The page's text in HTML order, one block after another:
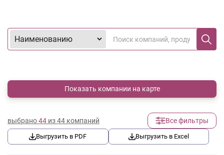
Показать компании на карте
выбрано44 из 44 компаний Все фильтры
Выгрузить в PDF Выгрузить в Excel